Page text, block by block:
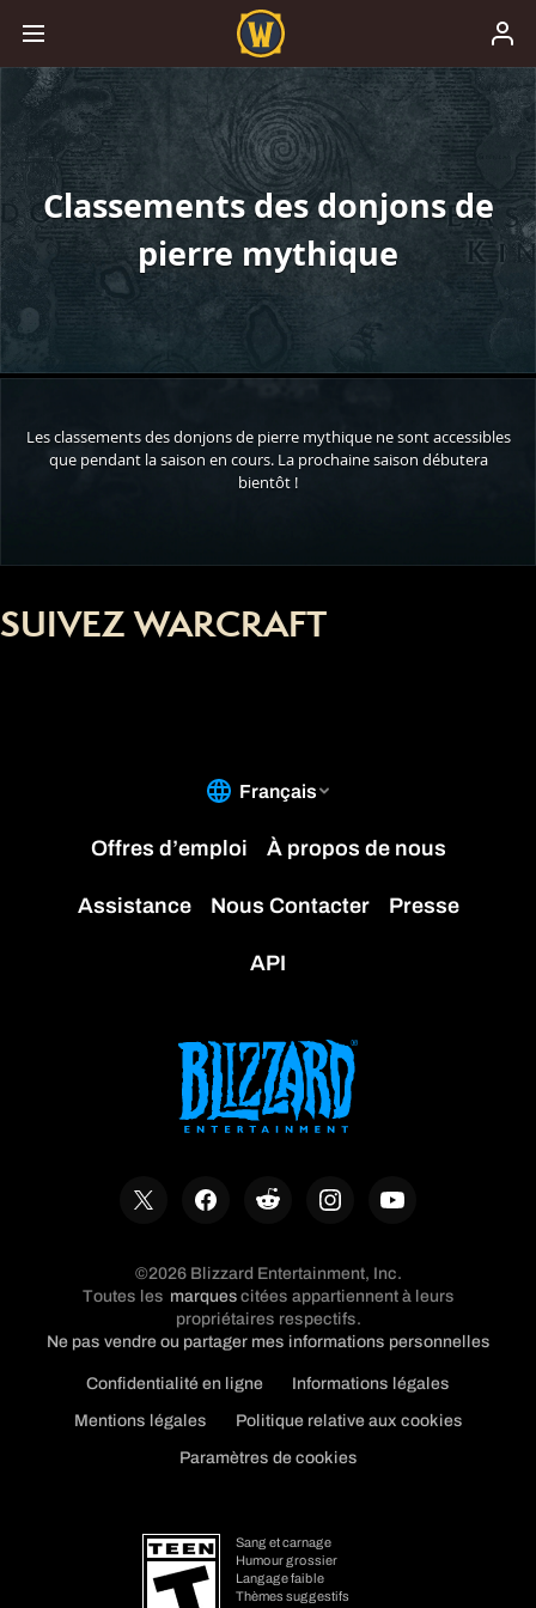
Classements des donjons de
pierre mythique
Les classements des donjons de pierre mythique ne sont accessibles
que pendant la saison en cours. La prochaine saison débutera
bientôt !
SUIVEZ WARCRAFT